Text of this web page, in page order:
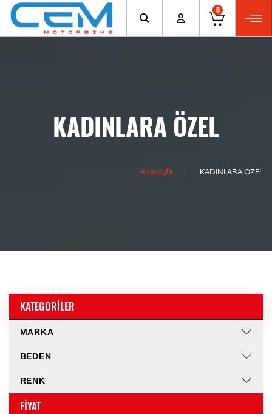
0
KADINLARA ÖZEL
Anasayfa KADINLARA ÖZEL
KATEGORILER
MARKA
BEDEN
RENK
FIYAT